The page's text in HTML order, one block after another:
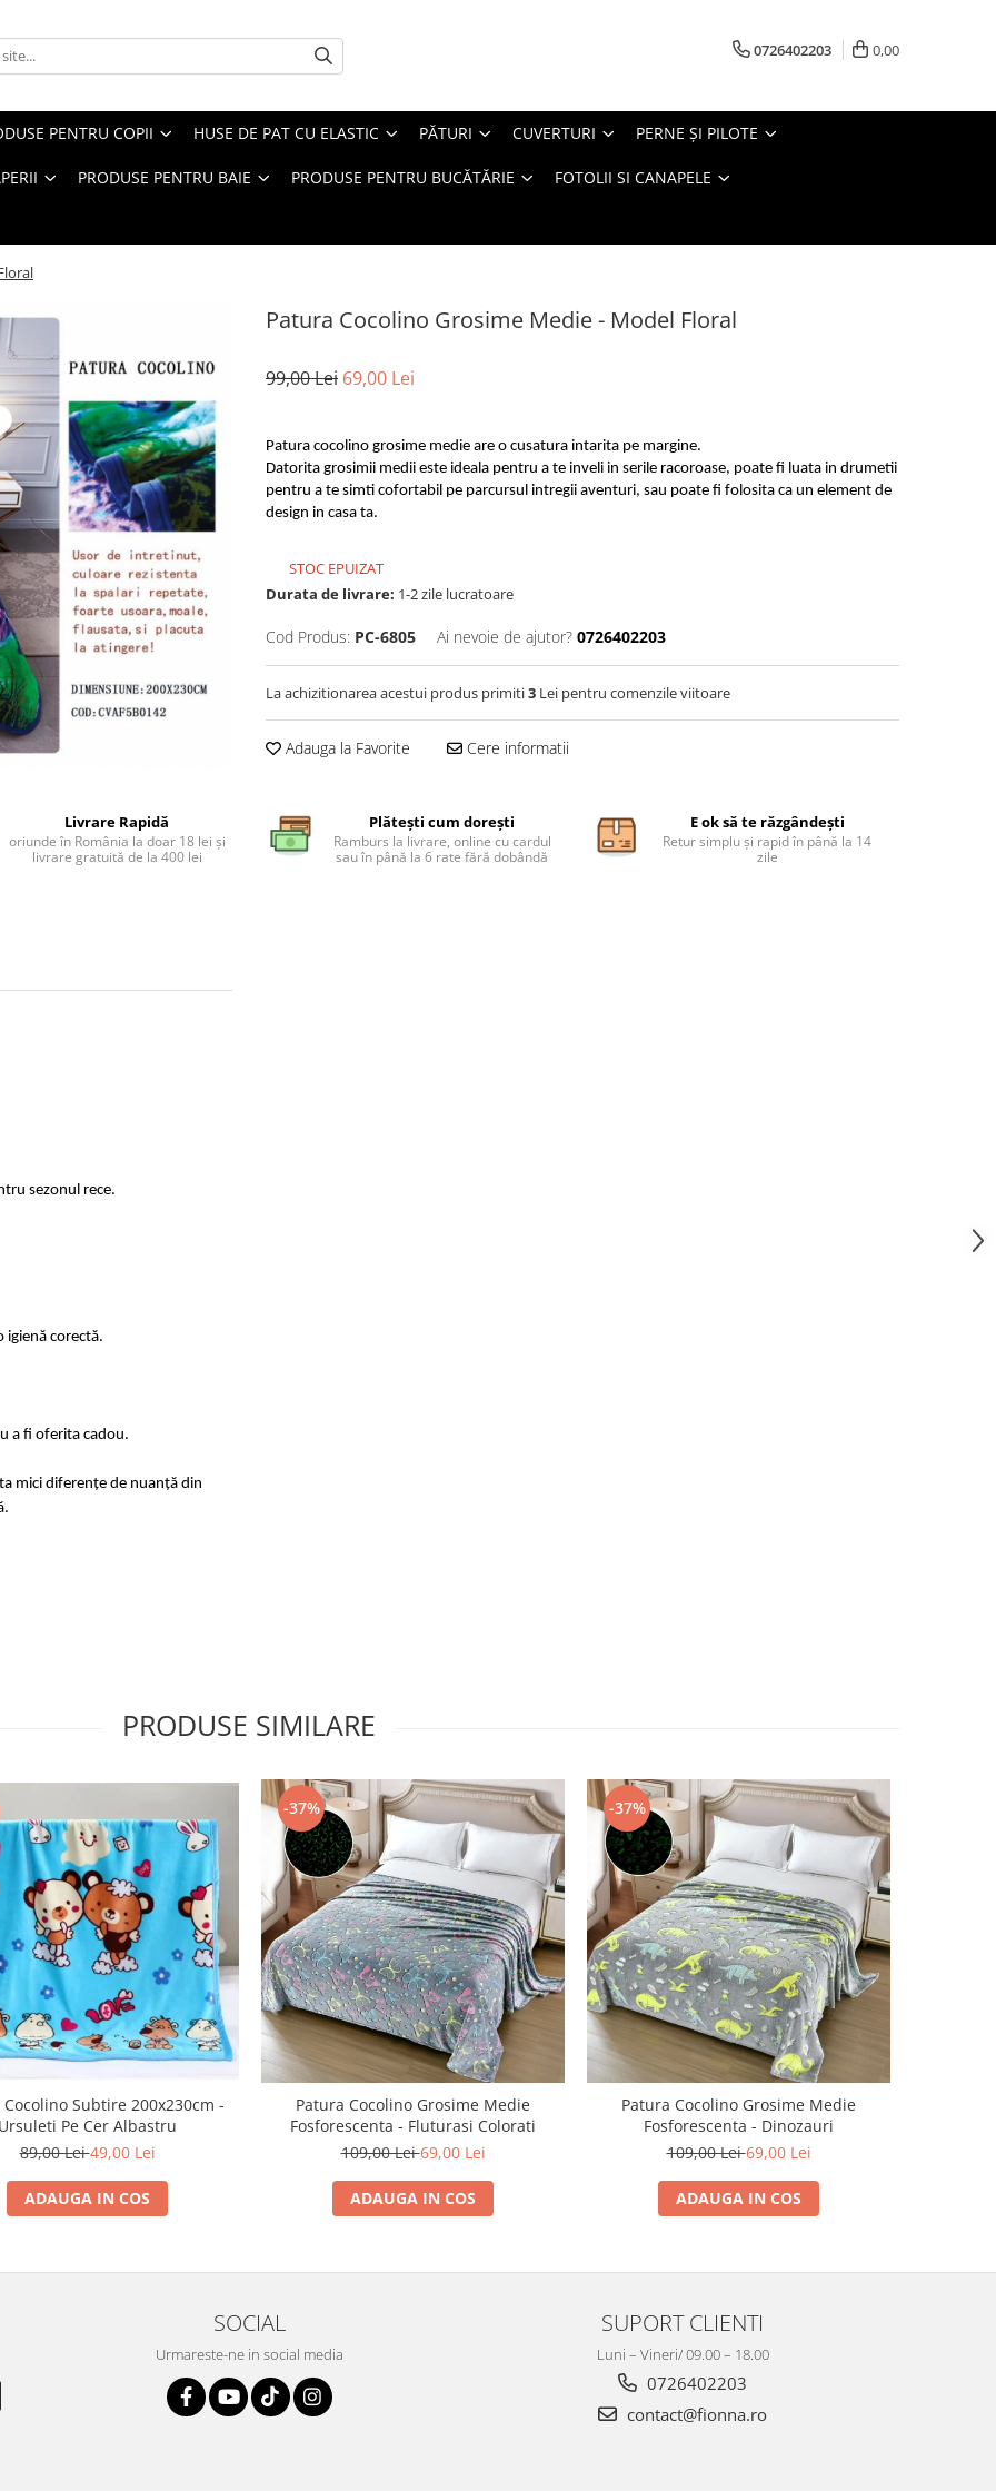
0726402203 0,00
PENTRU COPII HUSE DE PAT CU ELASTIC PĂTURI CUVERTURI PERNE ŞI PILOTE
PRODUSE PENTRU BAIE PRODUSE PENTRU BUCĂTĂRIE FOTOLII SI CANAPELE
Patura Cocolino Grosime Medie - Model Floral
99,00 Lei 69,00 Lei
Patura cocolino grosime medie are o cusatura intarita pe margine.
Datorita grosimii medii este ideala pentru a te inveli in serile racoroase, poate fi luata in drumetii
pentru a te simti cofortabil pe parcursul intregii aventuri, sau poate fi folosita ca un element de
design in casa ta.
STOC EPUIZAT
Durata de livrare: 1-2 zile lucratoare
Cod Produs: PC-6805 Ai nevoie de ajutor? 0726402203
La achizitionarea acestui produs primiti3 Lei pentru comenzile viitoare
Adauga la Favorite Cere informatii
Livrare Rapidă
oriunde în România la doar 18 lei și
livrare gratuită de la 400 lei
Plătești cum dorești
Ramburs la livrare, online cu cardul
sau în până la 6 rate fără dobândă
E ok să te răzgândești
Retur simplu și rapid în până la 14
zile
sezonul rece.
igienă corectă.
a fi oferita cadou.
mici diferențe de nuanță din
PRODUSE SIMILARE
Cocolino Subtire 200x230cm -
Ursuleti Pe Cer Albastru
89,00 Lei49,00 Lei
ADAUGA IN COS
-37%
Patura Cocolino Grosime Medie
Fosforescenta - Fluturasi Colorati
109,00 Lei69,00 Lei
ADAUGA IN COS
-37%
Patura Cocolino Grosime Medie
Fosforescenta - Dinozauri
109,00 Lei69,00 Lei
ADAUGA IN COS
SOCIAL
Urmareste-ne in social media
SUPORT CLIENTI
Luni – Vineri/ 09.00 – 18.00
0726402203
contact@fionna.ro